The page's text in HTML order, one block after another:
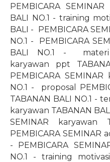
PEMBICARA
BALI NO.1 - training
BALI - PEMBICARA
NO.1 -
PEMBICARA
BALI NO.1 -
karyawan ppt
PEMBICARA
NO.1 -
proposal
TABANAN BALI NO.1 -
karyawan TABANAN
SEMINAR karyawan
PEMBICARA SEMINAR
- PEMBICARA
NO.1 - training